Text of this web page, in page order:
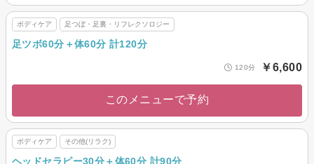
ボディケア 足つぼ・足裏・リフレクソロジー
足ツボ60分＋体60分 計120分
120分 ￥6,600
このメニューで予約
ボディケア その他(リラク)
ヘッドセラピー30分＋体60分 計90分